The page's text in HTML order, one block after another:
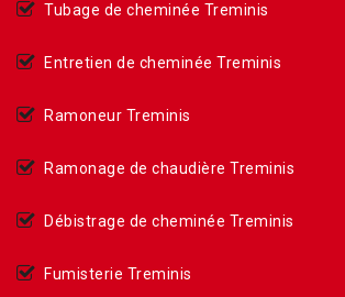
Tubage de cheminée Treminis
Entretien de cheminée Treminis
Ramoneur Treminis
Ramonage de chaudière Treminis
Débistrage de cheminée Treminis
Fumisterie Treminis